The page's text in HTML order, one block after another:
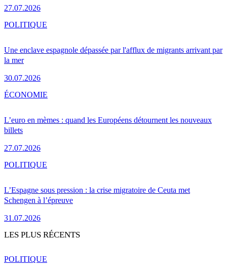
27.07.2026
Une enclave espagnole dépassée par l'afflux de migrants arrivant par
la mer
30.07.2026
POLITIQUE
L’euro en mèmes : quand les Européens détournent les nouveaux
billets
27.07.2026
ÉCONOMIE
L’Espagne sous pression : la crise migratoire de Ceuta met
Schengen à l’épreuve
31.07.2026
POLITIQUE
LES PLUS RÉCENTS
POLITIQUE